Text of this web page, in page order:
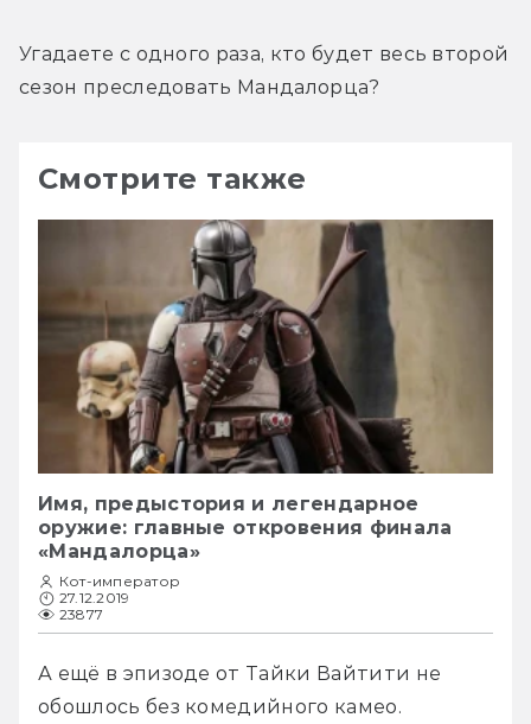
Угадаете с одного раза, кто будет весь второй
сезон преследовать Мандалорца?
Смотрите также
Имя, предыстория и легендарное
оружие: главные откровения финала
«Мандалорца»
Кот-император
27.12.2019
23877
А ещё в эпизоде от Тайки Вайтити не
обошлось без комедийного камео.